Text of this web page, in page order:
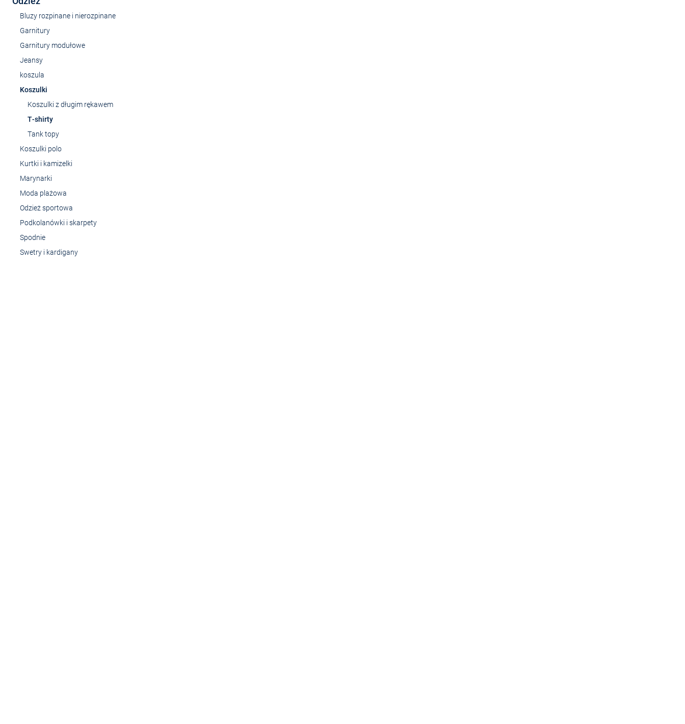
Bluzy rozpinane i nierozpinane
Garnitury
Garnitury modułowe
Jeansy
koszula
Koszulki
Koszulki z długim rękawem
T-shirty
Tank topy
Koszulki polo
Kurtki i kamizelki
Marynarki
Moda plażowa
Odzież sportowa
Podkolanówki i skarpety
Spodnie
Swetry i kardigany